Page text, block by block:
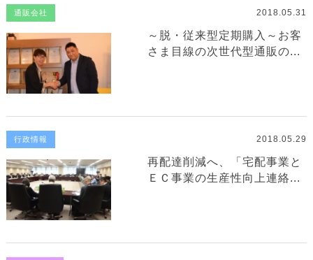
通販会社 2018.05.31
～脱・従来型定期購入～お客
さま目線の次世代型通販の...
行政情報 2018.05.29
再配達削減へ、「宅配事業と
ＥＣ事業の生産性向上連絡...